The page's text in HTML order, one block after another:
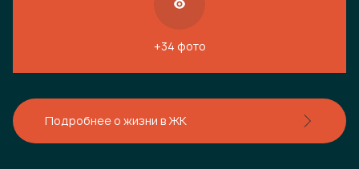
+34 фото
Подробнее о жизни в ЖК